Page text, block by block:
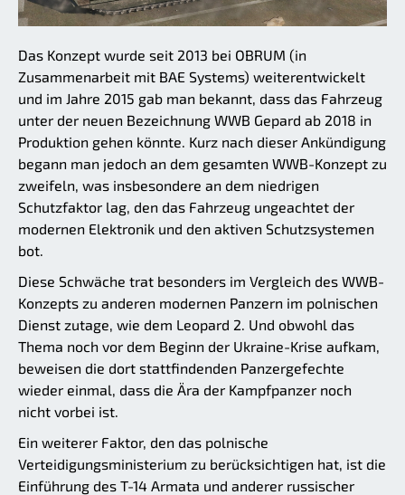
Das Konzept wurde seit 2013 bei OBRUM (in
Zusammenarbeit mit BAE Systems) weiterentwickelt
und im Jahre 2015 gab man bekannt, dass das Fahrzeug
unter der neuen Bezeichnung WWB Gepard ab 2018 in
Produktion gehen könnte. Kurz nach dieser Ankündigung
begann man jedoch an dem gesamten WWB-Konzept zu
zweifeln, was insbesondere an dem niedrigen
Schutzfaktor lag, den das Fahrzeug ungeachtet der
modernen Elektronik und den aktiven Schutzsystemen
bot.
Diese Schwäche trat besonders im Vergleich des WWB-
Konzepts zu anderen modernen Panzern im polnischen
Dienst zutage, wie dem Leopard 2. Und obwohl das
Thema noch vor dem Beginn der Ukraine-Krise aufkam,
beweisen die dort stattfindenden Panzergefechte
wieder einmal, dass die Ära der Kampfpanzer noch
nicht vorbei ist.
Ein weiterer Faktor, den das polnische
Verteidigungsministerium zu berücksichtigen hat, ist die
Einführung des T-14 Armata und anderer russischer